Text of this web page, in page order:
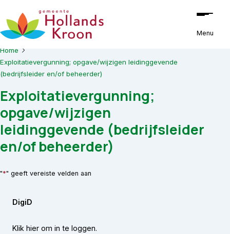
Ga naar de inhoud
Menu
Home
Exploitatievergunning; opgave/wijzigen leidinggevende
(bedrijfsleider en/of beheerder)
Exploitatievergunning;
opgave/wijzigen
leidinggevende (bedrijfsleider
en/of beheerder)
"*" geeft vereiste velden aan
DigiD
Klik hier om in te loggen.